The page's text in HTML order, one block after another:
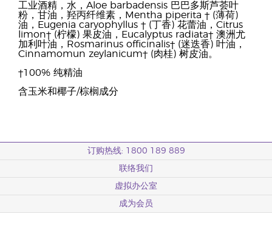
工业酒精，水，Aloe barbadensis 巴巴多斯芦荟叶
粉，甘油，羟丙纤维素，Mentha piperita † (薄荷)
油，Eugenia caryophyllus † (丁香) 花蕾油，Citrus
limon† (柠檬) 果皮油，Eucalyptus radiata† 澳洲尤
加利叶油，Rosmarinus officinalis† (迷迭香) 叶油，
Cinnamomun zeylanicum† (肉桂) 树皮油。
†100% 纯精油
含玉米和椰子/棕榈成分
订购热线: 1800 189 889
联络我们
虚拟办公室
成为会员